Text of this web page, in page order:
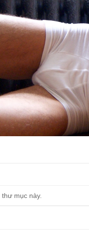
mục này.